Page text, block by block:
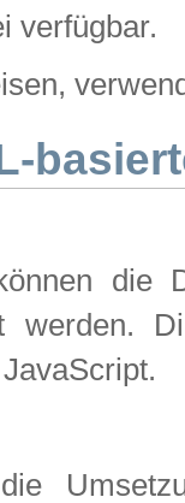
verfügbar.
die
werden.